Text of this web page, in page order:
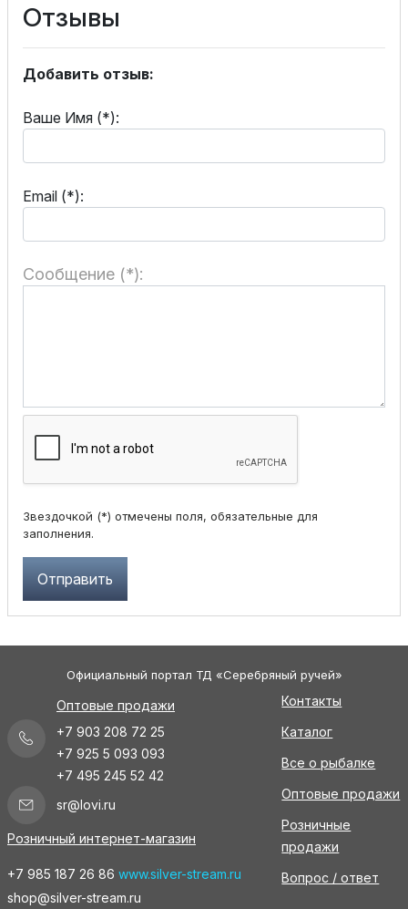
Отзывы
Добавить отзыв:
Ваше Имя (*):
Email (*):
Сообщение (*):
Звездочкой (*) отмечены поля, обязательные для
заполнения.
Официальный портал ТД «Серебряный ручей»
Оптовые продажи
+7 903 208 72 25
+7 925 5 093 093
+7 495 245 52 42
sr@lovi.ru
Розничный интернет-магазин
+7 985 187 26 86 www.silver-stream.ru
shop@silver-stream.ru
Контакты
Каталог
Все о рыбалке
Оптовые продажи
Розничные
продажи
Вопрос / ответ